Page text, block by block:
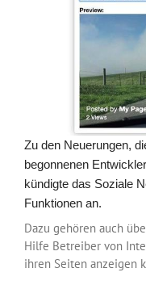
Zu den Neuerungen,
begonnenen
kündigte das Soziale
Funktionen an.
Dazu gehören auch
Hilfe Betreiber von
ihren Seiten anzeigen